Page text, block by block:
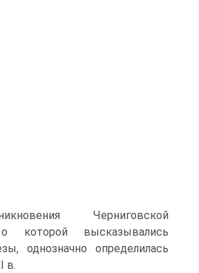
Черниговской
которой высказывались
однозначно определилась
в.